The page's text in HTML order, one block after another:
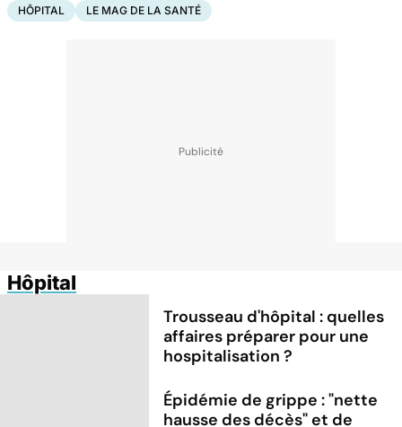
HÔPITAL LE MAG DE LA SANTÉ
Hôpital
Trousseau d'hôpital : quelles
affaires préparer pour une
hospitalisation ?
Épidémie de grippe : "nette
hausse des décès" et de